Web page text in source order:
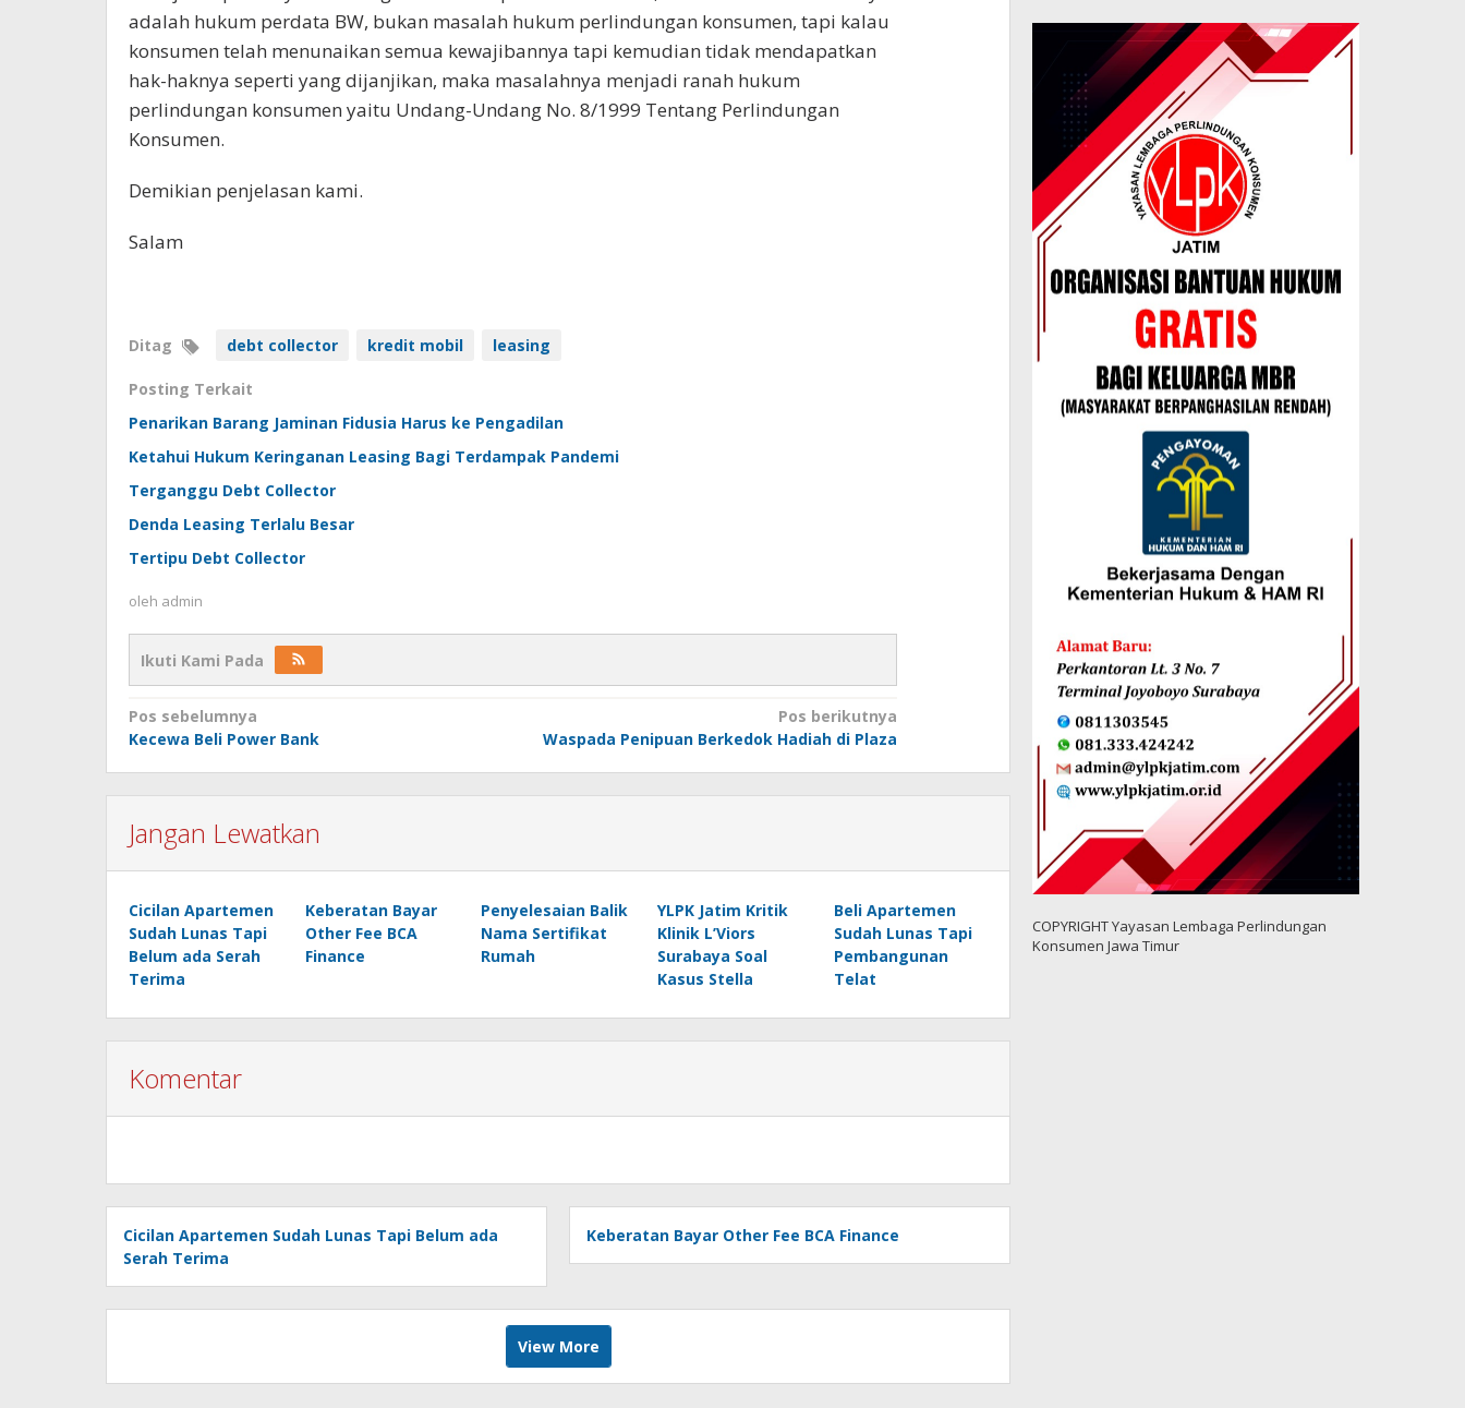
adalah hukum perdata BW, bukan masalah hukum perlindungan konsumen, tapi kalau
konsumen telah menunaikan semua kewajibannya tapi kemudian tidak mendapatkan
hak-haknya seperti yang dijanjikan, maka masalahnya menjadi ranah hukum
perlindungan konsumen yaitu Undang-Undang No. 8/1999 Tentang Perlindungan
Konsumen.
Demikian penjelasan kami.
Salam
Ditag debt collector kredit mobil leasing
Posting Terkait
Penarikan Barang Jaminan Fidusia Harus ke Pengadilan
Ketahui Hukum Keringanan Leasing Bagi Terdampak Pandemi
Terganggu Debt Collector
Denda Leasing Terlalu Besar
Tertipu Debt Collector
oleh admin
Ikuti Kami Pada
Navigasi
pos
Pos sebelumnya
Kecewa Beli Power Bank
Pos berikutnya
Waspada Penipuan Berkedok Hadiah di Plaza
Jangan Lewatkan
Cicilan Apartemen
Sudah Lunas Tapi
Belum ada Serah
Terima
Keberatan Bayar
Other Fee BCA
Finance
Penyelesaian Balik
Nama Sertifikat
Rumah
YLPK Jatim Kritik
Klinik L’Viors
Surabaya Soal
Kasus Stella
Beli Apartemen
Sudah Lunas Tapi
Pembangunan
Telat
Komentar
Cicilan Apartemen Sudah Lunas Tapi Belum ada
Serah Terima
Keberatan Bayar Other Fee BCA Finance
View More
COPYRIGHT Yayasan Lembaga Perlindungan
Konsumen Jawa Timur